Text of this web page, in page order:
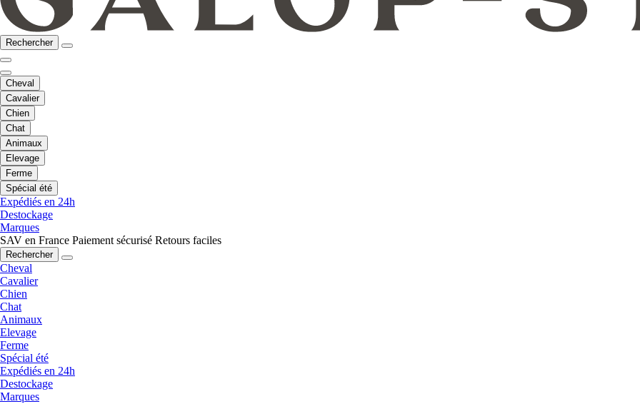
Rechercher
Cheval
Cavalier
Chien
Chat
Animaux
Elevage
Ferme
Spécial été
Expédiés en 24h
Destockage
Marques
SAV en France Paiement sécurisé Retours faciles
Rechercher
Cheval
Cavalier
Chien
Chat
Animaux
Elevage
Ferme
Spécial été
Expédiés en 24h
Destockage
Marques